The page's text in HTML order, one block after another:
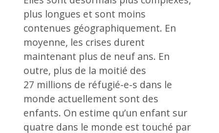
plus longues et sont moins
contenues géographiquement. En
moyenne, les crises durent
maintenant plus de neuf ans. En
outre, plus de la moitié des
27 millions de réfugié-e-s dans le
monde actuellement sont des
enfants. On estime qu’un enfant sur
quatre dans le monde est touché par